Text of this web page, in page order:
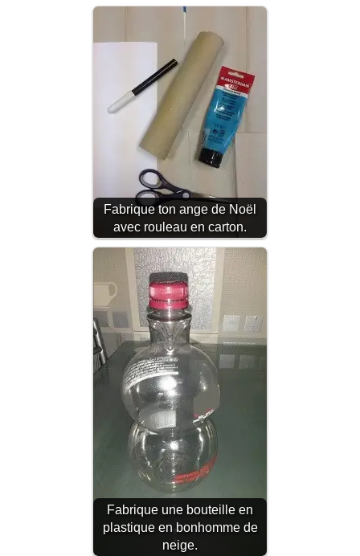
Fabrique ton ange de Noël
avec rouleau en carton.
Fabrique une bouteille en
plastique en bonhomme de
neige.